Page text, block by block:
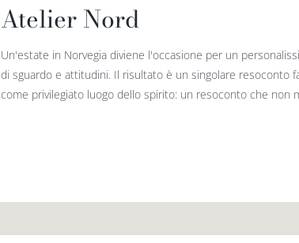
Atelier Nord
Un'estate in Norvegia diviene l'occasione per un
di sguardo e attitudini. Il risultato è un singolare resoconto
come privilegiato luogo dello spirito: un resoconto che non